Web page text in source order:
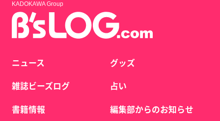
KADOKAWA Group
ニュース
雑誌ビーズログ
書籍情報
グッズ
占い
編集部からのお知らせ